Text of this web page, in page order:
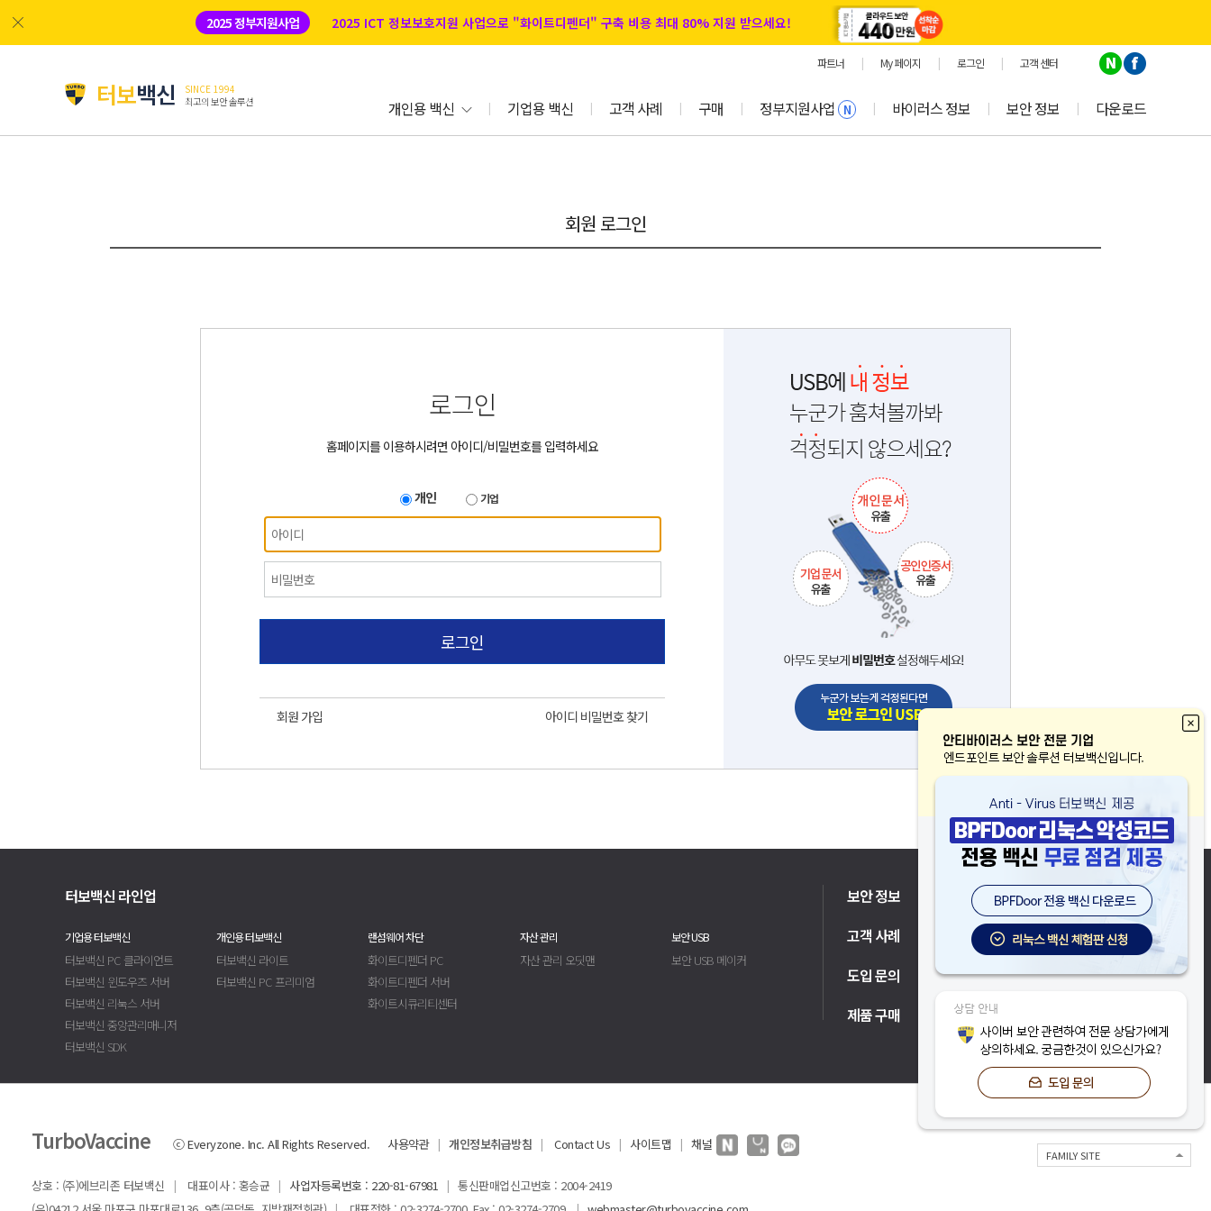
2025 정부지원사업 2025 ICT 정보보호지원 사업으로 "화이트디펜더" 구축 비용 최대 80% 지원 받으세요!
파트너 | My 페이지 | 로그인 | 고객 센터
터보백신
SINCE 1994
최고의 보안 솔루션
개인용 백신 | 기업용 백신 | 고객 사례 | 구매 | 정부지원사업 N | 바이러스 정보 | 보안 정보 | 다운로드
회원 로그인
로그인
홈페이지를 이용하시려면 아이디/비밀번호를 입력하세요
개인 기업
로그인
회원 가입 아이디 비밀번호 찾기
터보백신 라인업
기업용 터보백신
터보백신 PC 클라이언트
터보백신 윈도우즈 서버
터보백신 리눅스 서버
터보백신 중앙관리매니저
터보백신 SDK
개인용 터보백신
터보백신 라이트
터보백신 PC 프리미엄
랜섬웨어 차단
화이트디펜더 PC
화이트디펜더 서버
화이트시큐리티센터
자산 관리
자산 관리 오딧맨
보안 USB
보안 USB 메이커
보안 정보
고객 사례
도입 문의
제품 구매
고객 지원
파트너
TurboVaccine ⓒ Everyzone. Inc. All Rights Reserved. 사용약관 | 개인정보취급방침 | Contact Us | 사이트맵 | 채널
FAMILY SITE
상호 : (주)에브리존 터보백신 | 대표이사 : 홍승균 | 사업자등록번호 : 220-81-67981 | 통신판매업신고번호 : 2004-2419